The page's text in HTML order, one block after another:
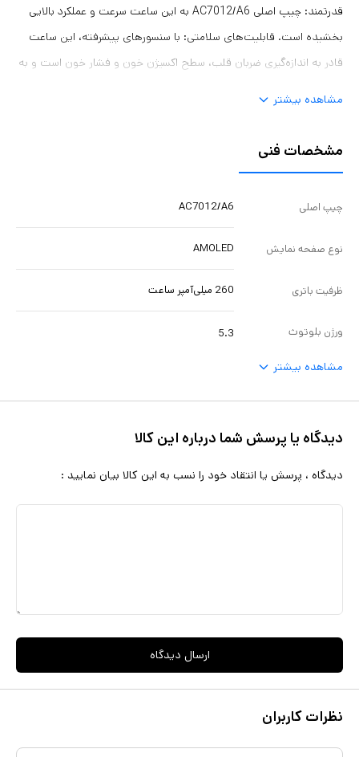
قدرتمند: چیپ اصلی AC7012/A6 به این ساعت سرعت و عملکرد بالایی
بخشیده است. قابلیت‌های سلامتی: با سنسورهای پیشرفته، این ساعت
قادر به اندازه‌گیری ضربان قلب، سطح اکسیژن خون و فشار خون است و به
انواع فعالیت‌های ورزشی مناسب است. طراحی شیک و مقاوم: بدنه استیل
هوشمند خود متصل شوید و به تماس‌ها، پیام‌ها و اعلان‌ها دسترسی
می‌توانید با خیال راحت از این ساعت در شرایط مختلف استفاده کنید.
باتری با دوام: باتری 260 میلی‌آمپر ساعتی، به شما امکان می‌دهد تا
مشاهده بیشتر
مشخصات فنی
چیپ اصلی AC7012/A6
نوع صفحه نمایش AMOLED
ظرفیت باتری 260 میلی‌آمپر ساعت
ورژن بلوتوث 5.3
مشاهده بیشتر
دیدگاه یا پرسش شما درباره این کالا
دیدگاه ، پرسش یا انتقاد خود را نسب به این کالا بیان نمایید :
ارسال دیدگاه
نظرات کاربران